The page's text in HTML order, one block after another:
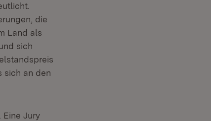
die
Land als
sich
sich an den
neuem Fenster)
Eine Jury